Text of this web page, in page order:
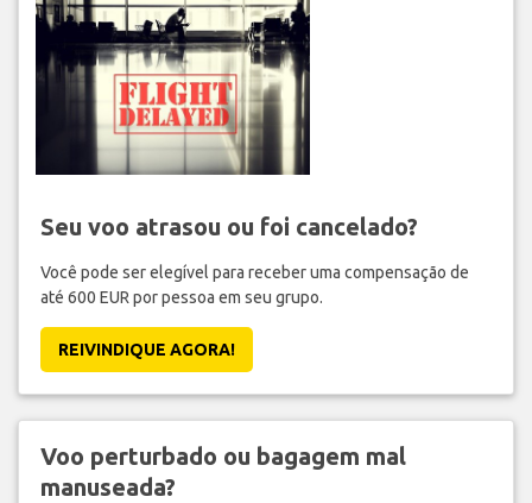
Seu voo atrasou ou foi cancelado?
Você pode ser elegível para receber uma compensação de
até 600 EUR por pessoa em seu grupo.
REIVINDIQUE AGORA!
Voo perturbado ou bagagem mal
manuseada?